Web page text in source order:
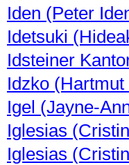
Iden (Peter
Idetsuki
Idsteiner
Idzko
Igel (Jayne-
Iglesias
Iglesias